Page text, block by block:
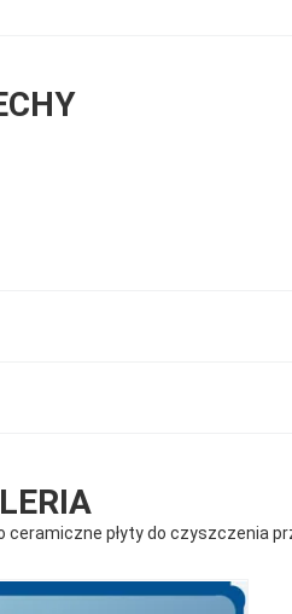
płyty do czyszczenia